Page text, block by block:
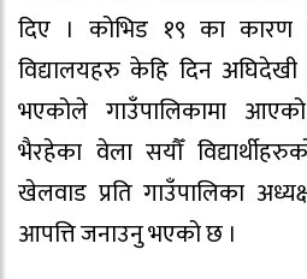
दिए । कोभिड १९ का
विद्यालयहरु केहि दिन
भएकोले गाउँपालिकामा आएको
भैरहेका वेला सयौँ
खेलवाड प्रति गाउँपालिका
आपत्ति जनाउनु भएको छ ।